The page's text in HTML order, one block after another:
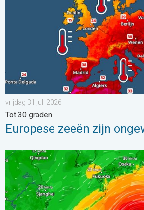
vrijdag 31 juli 2026
Tot 30 graden
Europese zeeën zijn
Tyfoon Dolphin op weg naar Japan.